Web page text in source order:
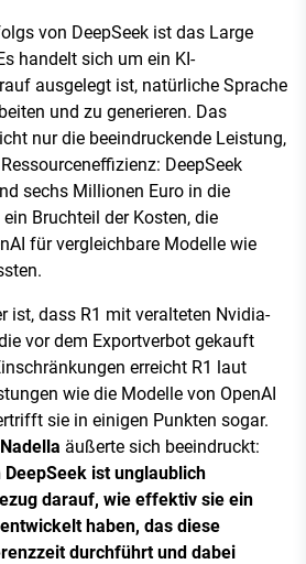
von DeepSeek ist das Large
handelt sich um ein KI-
ausgelegt ist, natürliche Sprache
und zu generieren. Das
nur die beeindruckende Leistung,
DeepSeek
sechs Millionen Euro in die
Bruchteil der Kosten, die
für vergleichbare Modelle wie
ist, dass R1 mit veralteten Nvidia-
vor dem Exportverbot gekauft
erreicht R1 laut
wie die Modelle von OpenAI
sie in einigen Punkten sogar.
äußerte sich beeindruckt:
ist unglaublich
darauf, wie effektiv sie ein
haben, das diese
durchführt und dabei